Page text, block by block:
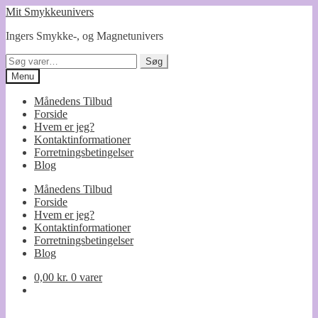
Spring
navigation
Spring
indhold
Mit Smykkeunivers
Ingers Smykke-, og Magnetunivers
Søg
efter:
Søg
Menu
Månedens Tilbud
Forside
Hvem er jeg?
Kontaktinformationer
Forretningsbetingelser
Blog
Månedens Tilbud
Forside
Hvem er jeg?
Kontaktinformationer
Forretningsbetingelser
Blog
0,00 kr. 0 varer